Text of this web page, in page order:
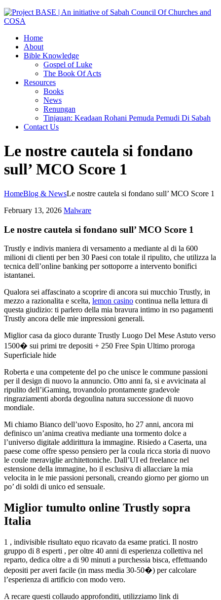
Home
About
Bible Knowledge
Gospel of Luke
The Book Of Acts
Resources
Books
News
Renungan
Tinjauan: Keadaan Rohani Pemuda Pemudi Di Sabah
Contact Us
Le nostre cautela si fondano
sull’ MCO Score 1
HomeBlog & NewsLe nostre cautela si fondano sull’ MCO Score 1
February 13, 2026 Malware
Le nostre cautela si fondano sull’ MCO Score 1
Trustly e indivis maniera di versamento a mediante al di la 600
milioni di clienti per ben 30 Paesi con totale il ripulito, che utilizza la
tecnica dell’online banking per sottoporre a intervento bonifici
istantanei.
Qualora sei affascinato a scoprire di ancora sui mucchio Trustly, in
mezzo a razionalita e scelta, lemon casino continua nella lettura di
questa giudizio: ti parlero della mia bravura intimo in rso pagamenti
Trustly ancora delle mie impressioni generali.
Miglior casa da gioco durante Trustly Luogo Del Mese Astuto verso
1500� sui primi tre depositi + 250 Free Spin Ultimo proroga
Superficiale hide
Roberta e una competente del po che unisce le commune passioni
per il design di nuovo la annuncio. Otto anni fa, si e avvicinata al
ripulito dell’iGaming, trovandolo prontamente gradevole
ringraziamenti aborda degoulina natura successione di nuovo
mondiale.
Mi chiamo Bianco dell’uovo Esposito, ho 27 anni, ancora mi
definisco un’anima creativa mediante una tormento dolce a
l’universo digitale addirittura la immagine. Risiedo a Caserta, una
paese come offre spesso pensiero per la coula ricca storia di nuovo
le coule meraviglie architettoniche. Dall’UI ed freelance nel
estensione della immagine, ho il esclusiva di allacciare la mia
velocita in le mie passioni personali, creando giorno per giorno un
po’ di soldi di unico ed sensuale.
Miglior tumulto online Trustly sopra
Italia
1 , indivisible risultato equo ricavato da esame pratici. Il nostro
gruppo di 8 esperti , per oltre 40 anni di esperienza collettiva nel
reparto, dedica oltre a di 90 minuti a purchessia bisca, effettuando
depositi per averi facile (in mass media 30-50�) per calcolare
l’esperienza di artificio con modo vero.
A recare questi collaudo approfonditi, utilizziamo link di